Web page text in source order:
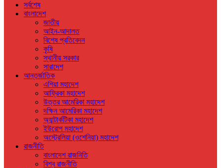
সর্বশেষ
বাংলাদেশ
জাতীয়
আইন-আদালত
বিশেষ প্রতিবেদন
কৃষি
স্থানীয় সরকার
সারাদেশ
আন্তর্জাতিক
এশিয়া মহাদেশ
আফ্রিকা মহাদেশ
উত্তর আমেরিকা মহাদেশ
দক্ষিন আমেরিকা মহাদেশ
অ্যান্টার্কটিকা মহাদেশ
ইউরোপ মহাদেশ
অস্ট্রেলিয়া (ওশেনিয়া) মহাদেশ
রাজনীতি
বাংলাদেশ রাজনিতি
বিশ্ব রাজনীতি